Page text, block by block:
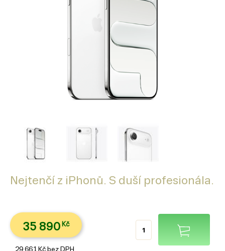
Nejtenčí z iPhonů. S duší profesionála.
35 890 Kč
29 661 Kč bez DPH